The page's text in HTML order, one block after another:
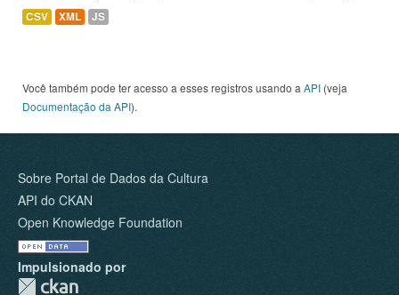
CSV XML JS
Você também pode ter acesso a esses registros usando a API (veja
Documentação da API).
Sobre Portal de Dados da Cultura
API do CKAN
Open Knowledge Foundation
Impulsionado por